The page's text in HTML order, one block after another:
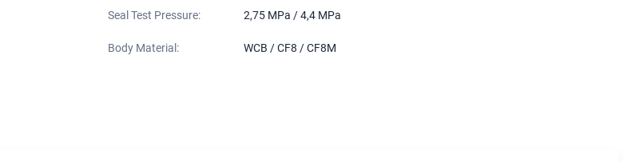
Seal Test Pressure: 2,75 MPa / 4,4 MPa
Body Material: WCB / CF8 / CF8M